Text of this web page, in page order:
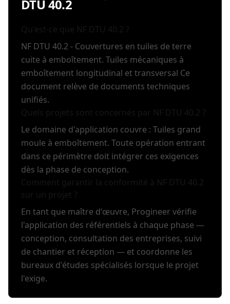
DTU 40.2
NF DTU 40.2 - Couvertures en tuiles de terre
cuite à emboîtement. Tuiles mécaniques à
emboîtement longitudinal et transversal Ce
document relève de documents techniques
unifiés.
Le domaine d'application couvre : Tuiles grand
moule à emboîtement. Toute opération entrant
dans ce périmètre doit intégrer ces exigences
dès la phase de conception.
En tant que maître d'œuvre, Progineer vérifie
l'application des référentiels à chaque phase —
conception, consultation des entreprises, suivi
de chantier et réception — et coordonne les
bureaux d'études spécialisés lorsque le projet
l'exige.